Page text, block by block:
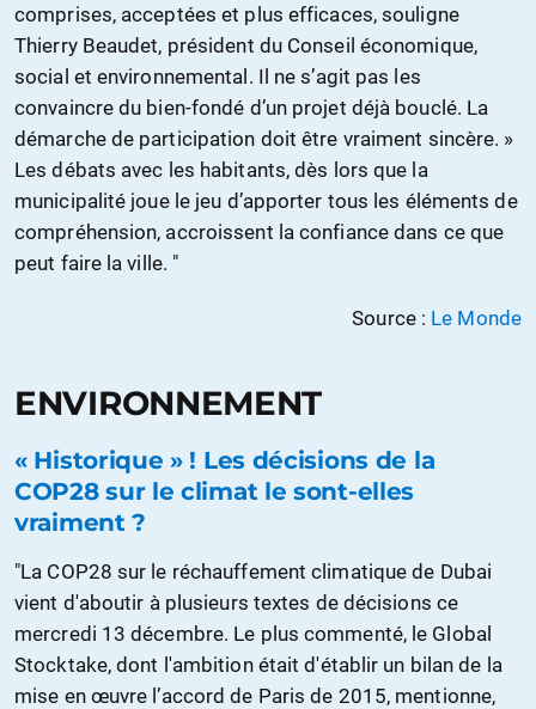
comprises, acceptées et plus efficaces, souligne
Thierry Beaudet, président du Conseil économique,
social et environnemental. Il ne s’agit pas les
convaincre du bien-fondé d’un projet déjà bouclé. La
démarche de participation doit être vraiment sincère. »
Les débats avec les habitants, dès lors que la
municipalité joue le jeu d’apporter tous les éléments de
compréhension, accroissent la confiance dans ce que
peut faire la ville. "
Source : Le Monde
ENVIRONNEMENT
« Historique » ! Les décisions de la
COP28 sur le climat le sont-elles
vraiment ?
"La COP28 sur le réchauffement climatique de Dubai
vient d'aboutir à plusieurs textes de décisions ce
mercredi 13 décembre. Le plus commenté, le Global
Stocktake, dont l'ambition était d'établir un bilan de la
mise en œuvre l’accord de Paris de 2015, mentionne,